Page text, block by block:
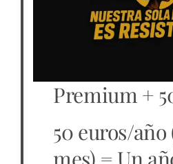
Premium +
50 euros/año